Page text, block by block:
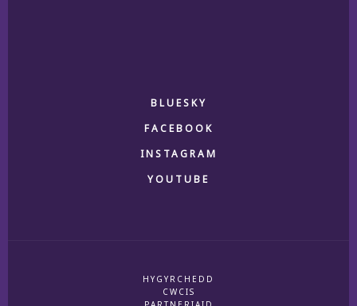
BLUESKY
FACEBOOK
INSTAGRAM
YOUTUBE
HYGYRCHEDD
CWCIS